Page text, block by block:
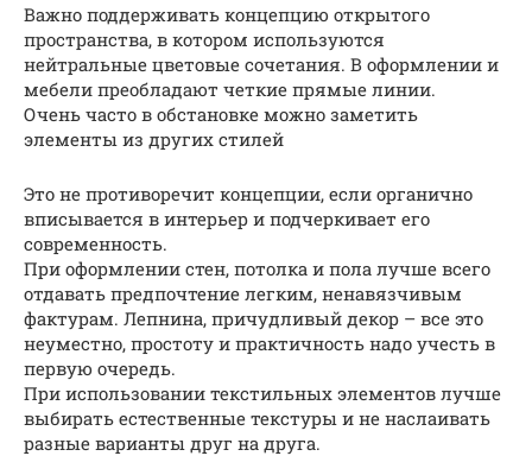
Важно поддерживать концепцию открытого
пространства, в котором используются
нейтральные цветовые сочетания. В оформлении и
мебели преобладают четкие прямые линии.
Очень часто в обстановке можно заметить
элементы из других стилей
Это не противоречит концепции, если органично
вписывается в интерьер и подчеркивает его
современность.
При оформлении стен, потолка и пола лучше всего
отдавать предпочтение легким, ненавязчивым
фактурам. Лепнина, причудливый декор – все это
неуместно, простоту и практичность надо учесть в
первую очередь.
При использовании текстильных элементов лучше
выбирать естественные текстуры и не наслаивать
разные варианты друг на друга.